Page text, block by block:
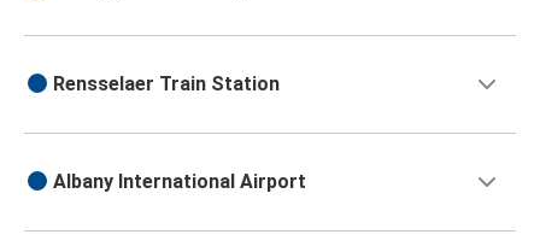
Rensselaer Train Station
Albany International Airport